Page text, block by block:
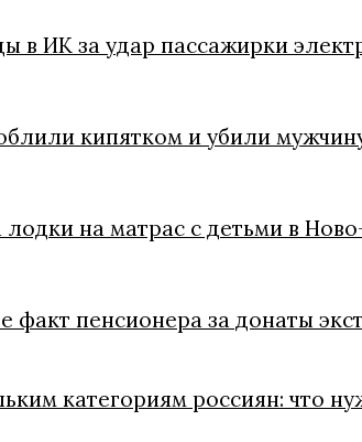
в ИК за удар пассажирки
кипятком и убили
на матрас с детьми в
пенсионера за донаты
категориям россиян: что